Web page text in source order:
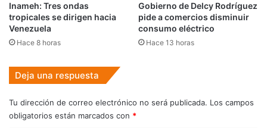
Inameh: Tres ondas
tropicales se dirigen hacia
Venezuela
Hace 8 horas
Gobierno de Delcy Rodríguez
pide a comercios disminuir
consumo eléctrico
Hace 13 horas
Deja una respuesta
Tu dirección de correo electrónico no será publicada. Los campos
obligatorios están marcados con *